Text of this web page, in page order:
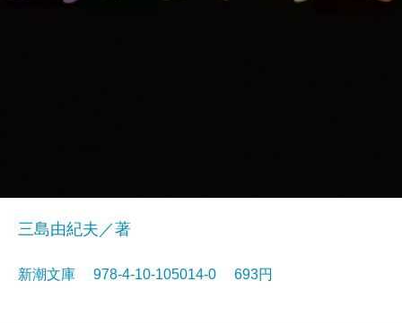
三島由紀夫／著
新潮文庫 978-4-10-105014-0 693円